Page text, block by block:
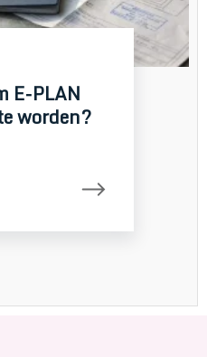
E-PLAN
worden?